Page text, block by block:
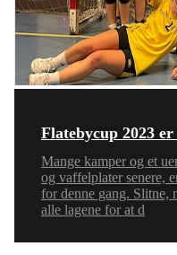
Flatebycup 2023
Mange kamper og et
og vaffelplater senere,
for denne gang. Slitne,
alle lagene for at d